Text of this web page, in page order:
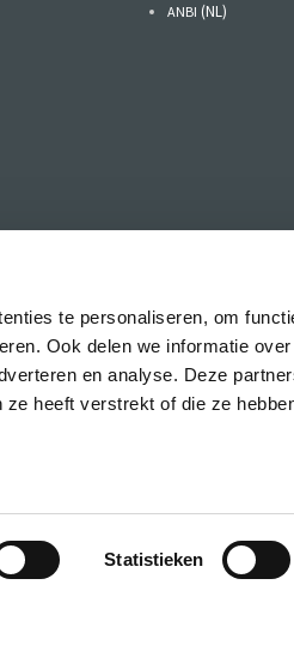
te personaliseren, om
Ook delen we informatie
en analyse. Deze
heeft verstrekt of die ze
Statistieken
ANBI (NL)
courses,